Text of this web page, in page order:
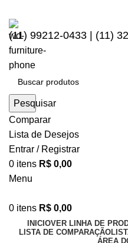
(11) 99212-0433 | (11)
Pesquisar
Comparar
Lista de Desejos
Entrar / Registrar
0 itens R$ 0,00
Menu
0 itens R$ 0,00
INICIOVER LINHA DE
LISTA DE COMPARAÇÃO
ÁREA